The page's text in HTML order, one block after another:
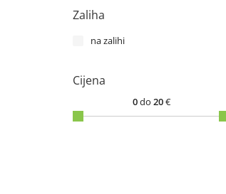
Zaliha
na zalihi
Cijena
0do 20€